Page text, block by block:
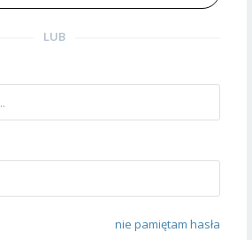
LUB
nie pamiętam hasła